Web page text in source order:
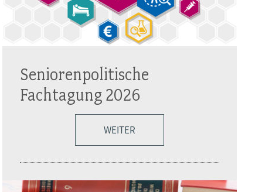
Seniorenpolitische
Fachtagung 2026
WEITER